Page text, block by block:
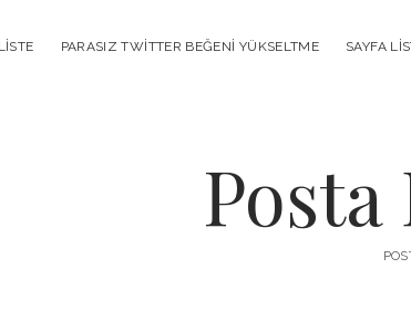
LISTE PARASIZ TWITTER BEĞENI YÜKSELTME SAYFA
Posta